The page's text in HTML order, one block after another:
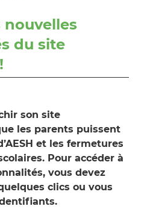
nouvelles
du site
son site
les parents puissent
et les fermetures
Pour accéder à
vous devez
clics ou vous